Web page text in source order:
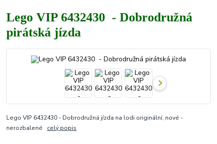
Lego VIP 6432430 - Dobrodružná
pirátská jízda
Lego VIP 6432430 - Dobrodružná jízda na lodi originální, nové -
nerozbalené celý popis